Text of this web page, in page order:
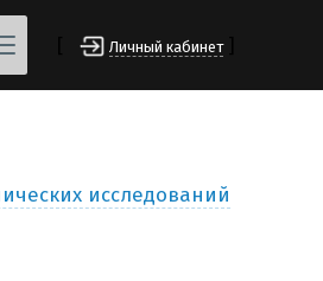
Личный кабинет
исследований